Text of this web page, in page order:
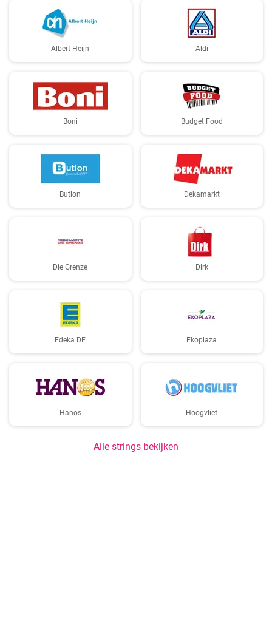
Albert Heijn Aldi
Boni Budget Food
Butlon Dekamarkt
Die Grenze Dirk
Edeka DE Ekoplaza
Hanos Hoogvliet
Alle strings bekijken